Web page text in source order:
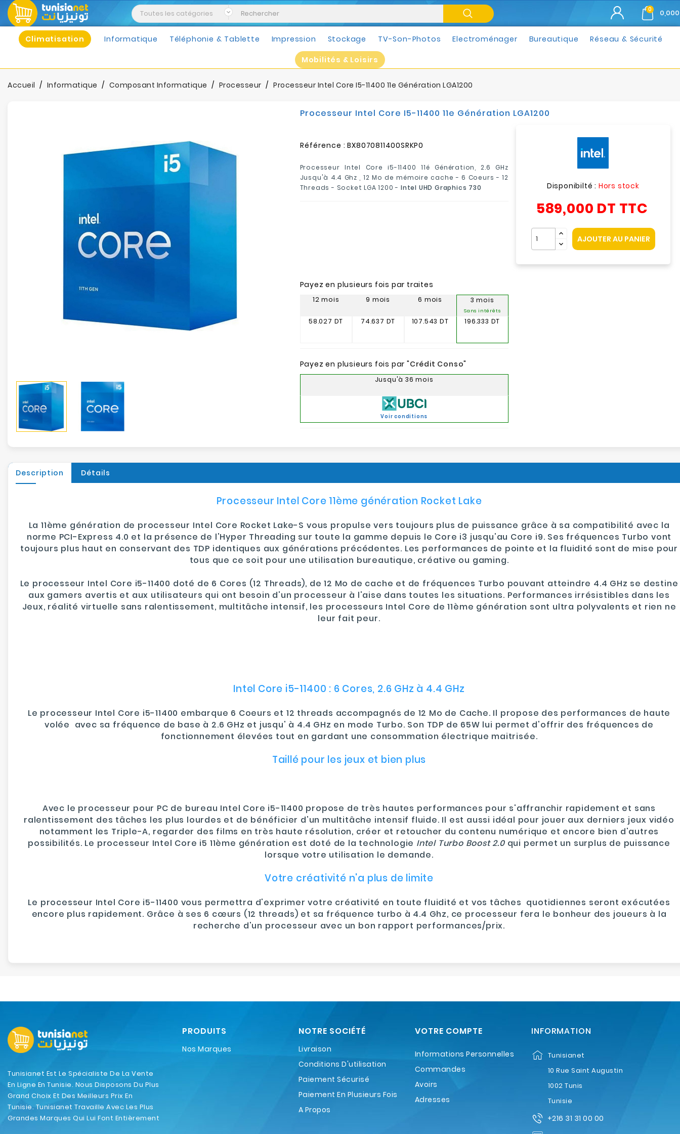
0
Climatisation Informatique Téléphonie & Tablette Impression Stockage TV-Son-Photos Electroménager Bureautique Réseau & Sécurité
Mobilités & Loisirs
Accueil Informatique Composant Informatique Processeur Processeur Intel Core I5-11400 11e Génération LGA1200
Processeur Intel Core I5-11400 11e Génération LGA1200
Référence : BX8070811400SRKP0
Processeur Intel Core i5-11400 11é Génération, 2.6 GHz
Jusqu'à 4.4 Ghz , 12 Mo de mémoire cache - 6 Coeurs - 12
Threads - Socket LGA 1200 - Intel UHD Graphics 730 Disponibilté : Hors stock
589,000 DT TTC
AJOUTER AU PANIER
Payez en plusieurs fois par traites
12 mois
58.027 DT
9 mois
74.637 DT
6 mois
107.543 DT
3 mois
Sans intérêts
196.333 DT
Payez en plusieurs fois par "Crédit Conso"
Jusqu'à 36 mois
Voir conditions
Description Détails
Processeur Intel Core 11ème génération Rocket Lake
La11ème génération de processeur Intel Core Rocket Lake-S vous propulse vers toujours plus de puissance grâce à sa compatibilité avec la
norme PCI-Express 4.0 et la présence de l'Hyper Threading sur toute la gamme depuis le Core i3 jusqu'au Core i9. Ses fréquences Turbo vont
toujours plus haut en conservant des TDP identiques aux générations précédentes. Les performances de pointe et la fluidité sont de mise pour
tous que ce soit pour une utilisation bureautique, créative ou gaming.
Le processeur Intel Core i5-11400 doté de 6 Cores (12 Threads), de12 Mo de cache et de fréquences Turbo pouvant atteindre 4.4 GHz se destine
aux gamers avertis et aux utilisateurs qui ont besoin d'un processeur à l'aise dans toutes les situations. Performances irrésistibles dans les
Jeux, réalité virtuelle sans ralentissement, multitâche intensif, les processeurs Intel Core de 11ème génération sont ultra polyvalents et rien ne
leur fait peur.
Intel Core i5-11400 : 6 Cores, 2.6 GHz à 4.4 GHz
Le processeur Intel Core i5-11400 embarque 6 Coeurs et 12 threads accompagnés de 12 Mo de Cache. Il propose des performances de haute
volée avec sa fréquence de base à 2.6 GHz et jusqu' à 4.4 GHz en mode Turbo. Son TDP de 65W lui permet d'offrir des fréquences de
fonctionnement élevées tout en gardant une consommation électrique maitrisée.
Taillé pour les jeux et bien plus
Avec le processeur pour PC de bureau Intel Core i5-11400 propose de très hautes performances pour s'affranchir rapidement et sans
ralentissement des tâches les plus lourdes et de bénéficier d'un multitâche intensif fluide. Il est aussi idéal pour jouer aux derniers jeux vidéo
notamment les Triple-A, regarder des films en très haute résolution, créer et retoucher du contenu numérique et encore bien d'autres
possibilités. Le processeur Intel Core i5 11ème génération est doté de la technologie Intel Turbo Boost 2.0 qui permet un surplus de puissance
lorsque votre utilisation le demande.
Votre créativité n'a plus de limite
Le processeur Intel Core i5-11400 vous permettra d'exprimer votre créativité en toute fluidité et vos tâches quotidiennes seront exécutées
encore plus rapidement. Grâce à ses 6 cœurs (12 threads) et sa fréquence turbo à 4.4 Ghz, ce processeur fera le bonheur des joueurs à la
recherche d'un processeur avec un bon rapport performances/prix.
Tunisianet Est Le Spécialiste De La Vente
En Ligne En Tunisie. Nous Disposons Du Plus
Grand Choix Et Des Meilleurs Prix En
Tunisie. Tunisianet Travaille Avec Les Plus
Grandes Marques Qui Lui Font Entièrement
PRODUITS
Nos Marques
NOTRE SOCIÉTÉ
Livraison
Conditions D'utilisation
Paiement Sécurisé
Paiement En Plusieurs Fois
A Propos
VOTRE COMPTE
Informations Personnelles
Commandes
Avoirs
Adresses
INFORMATION
Tunisianet
10 Rue Saint Augustin
1002 Tunis
Tunisie
+216 31 31 00 00